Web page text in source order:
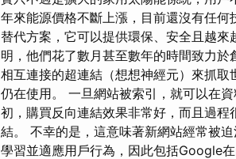
年來能源價格不斷上漲，目前還沒有任
替代方案，它可以提供環保、安全且越
明，他們花了數月甚至數年的時間致力
相互連接的超連結（想想神經元）來抓
仍在使用。 一旦網站被索引，就可以在
初，購買反向連結效果非常好，而且過
結。 不幸的是，這意味著新網站經常被
學習並適應用戶行為，因此包括Google